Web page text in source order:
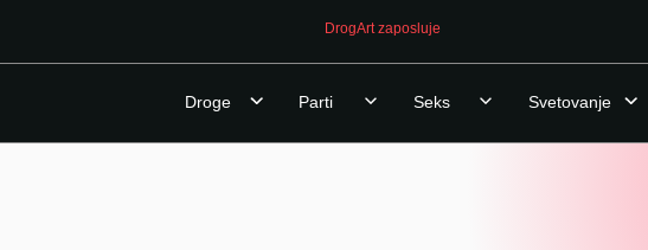
DrogArt zaposluje
Droge Parti Seks Svetovanje